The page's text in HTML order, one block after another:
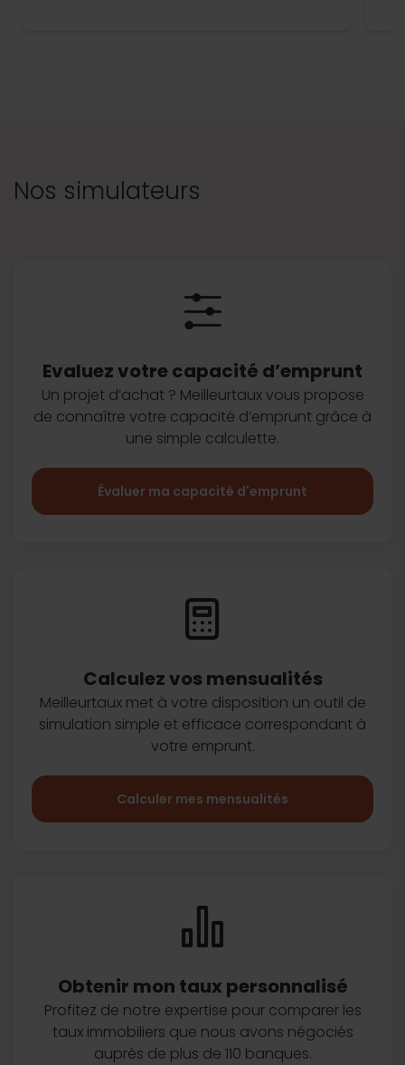
Nos simulateurs
Evaluez votre capacité d’emprunt
Un projet d’achat ? Meilleurtaux vous propose
de connaître votre capacité d’emprunt grâce à
une simple calculette.
Évaluer ma capacité d'emprunt
Calculez vos mensualités
Meilleurtaux met à votre disposition un outil de
simulation simple et efficace correspondant à
votre emprunt.
Calculer mes mensualités
Obtenir mon taux personnalisé
Profitez de notre expertise pour comparer les
taux immobiliers que nous avons négociés
auprès de plus de 110 banques.